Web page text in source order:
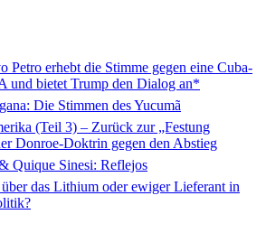
Petro erhebt die Stimme gegen eine Cuba-
und bietet Trump den Dialog an*
Die Stimmen des Yucumã
(Teil 3) – Zurück zur „Festung
Donroe-Doktrin gegen den Abstieg
Quique Sinesi: Reflejos
das Lithium oder ewiger Lieferant in